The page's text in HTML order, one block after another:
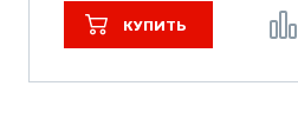
КУПИТЬ